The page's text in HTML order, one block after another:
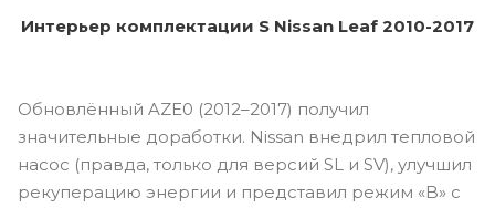
Интерьер комплектации S Nissan Leaf 2010-2017
Обновлённый AZE0 (2012–2017) получил
значительные доработки. Nissan внедрил тепловой
насос (правда, только для версий SL и SV), улучшил
рекуперацию энергии и представил режим «B» с